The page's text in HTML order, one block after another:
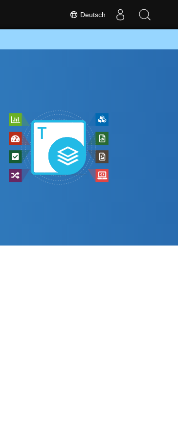
Deutsch